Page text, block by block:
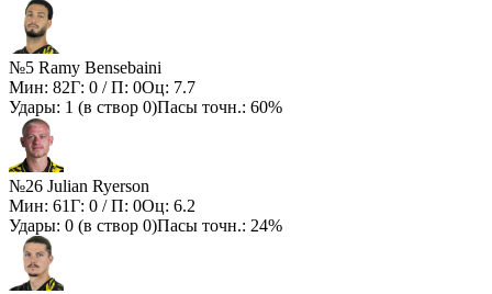
№5 Ramy Bensebaini
Мин: 82Г: 0 / П: 0Оц: 7.7
Удары: 1 (в створ 0)Пасы точн.: 60%
№26 Julian Ryerson
Мин: 61Г: 0 / П: 0Оц: 6.2
Удары: 0 (в створ 0)Пасы точн.: 24%